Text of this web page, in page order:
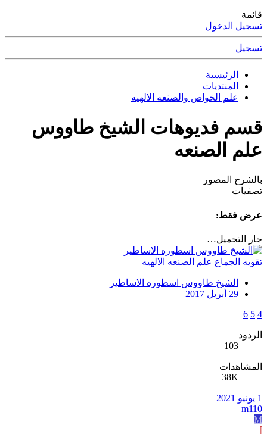
قائمة
تسجيل الدخول
تسجيل
الرئيسية
المنتديات
علم الخواص والصنعه الالهيه
قسم فديوهات الشيخ طاووس
علم الصنعه
بالشرح المصور
تصفيات
عرض فقط:
جار التحميل…
تقويه الجماع علم الصنعه الالهيه
الشيخ طاووس اسطوره الاساطير
29 أبريل 2017
4
5
6
الردود
103
المشاهدات
38K
1 يونيو 2021
m110
M